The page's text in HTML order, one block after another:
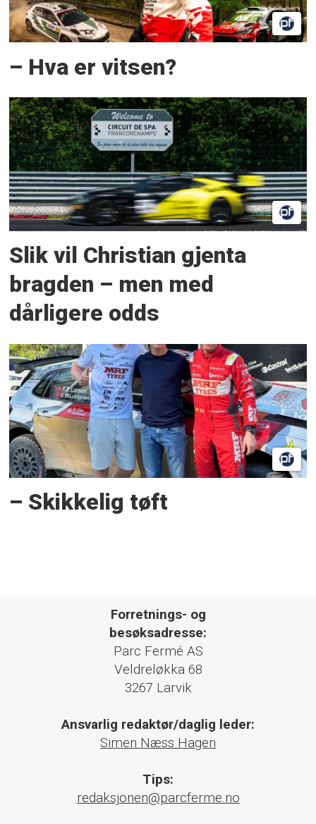
– Hva er vitsen?
Slik vil Christian gjenta
bragden – men med
dårligere odds
– Skikkelig tøft
Forretnings- og
besøksadresse:
Parc Fermé AS
Veldreløkka 68
3267 Larvik
Ansvarlig redaktør/daglig leder:
Simen Næss Hagen
Tips:
redaksjonen@parcferme.no